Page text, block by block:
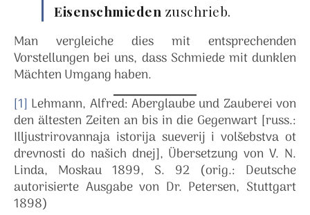
Eisenschmieden zuschrieb.
Man vergleiche dies mit entsprechenden
Vorstellungen bei uns, dass Schmiede mit dunklen
Mächten Umgang haben.
[1] Lehmann, Alfred: Aberglaube und Zauberei von
den ältesten Zeiten an bis in die Gegenwart [russ.:
Illjustrirovannaja istorija sueverij i volšebstva ot
drevnosti do našich dnej], Übersetzung von V. N.
Linda, Moskau 1899, S. 92 (orig.: Deutsche
autorisierte Ausgabe von Dr. Petersen, Stuttgart
1898)